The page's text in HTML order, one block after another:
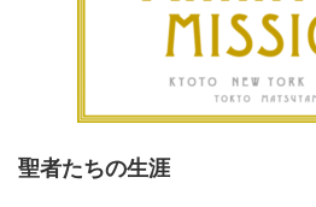
聖者たちの生涯